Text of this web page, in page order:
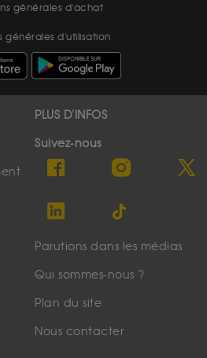
générales d'achat
générales d'utilisation
PLUS D'INFOS
Suivez-nous
Parutions dans les médias
Qui sommes-nous ?
Plan du site
Nous contacter